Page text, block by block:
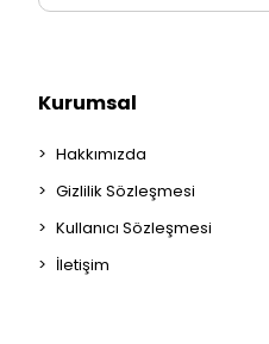
Kurumsal
Hakkımızda
Gizlilik Sözleşmesi
Kullanıcı Sözleşmesi
İletişim